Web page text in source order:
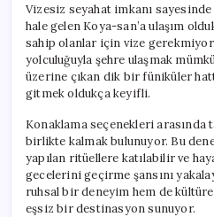
Vizesiz seyahat imkanı
hale gelen Koya-san’a ulaşım
sahip olanlar için vize
yolculuğuyla şehre ulaşmak
üzerine çıkan dik bir füniküler
gitmek oldukça keyifli.
Konaklama seçenekleri arasında
birlikte kalmak bulunuyor. Bu
yapılan ritüellere katılabilir ve
gecelerini geçirme şansını
ruhsal bir deneyim hem de
eşsiz bir destinasyon sunuyor.